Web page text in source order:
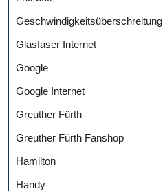
Geschwindigkeitsüberschreitung
Glasfaser Internet
Google
Google Internet
Greuther Fürth
Greuther Fürth Fanshop
Hamilton
Handy